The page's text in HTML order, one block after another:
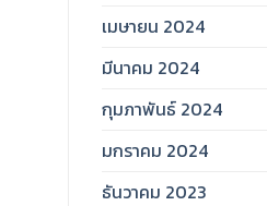
เมษายน 2024
มีนาคม 2024
กุมภาพันธ์ 2024
มกราคม 2024
ธันวาคม 2023